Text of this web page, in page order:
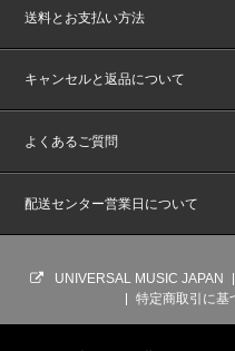
送料とお支払い方法
キャンセルと返品について
よくあるご質問
配送センター営業日について
UNIVERSAL MUSIC JAPAN
特定商取引に基